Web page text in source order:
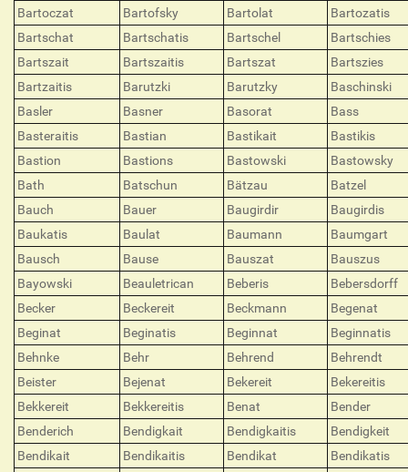
Bartoczat
Bartofsky Bartolat
Bartozatis
Bartschat
Bartschatis Bartschel
Bartschies
Bartszait
Bartszaitis Bartszat
Bartszies
Bartzaitis
Barutzki Barutzky
Baschinski
Basler
Basner Basorat
Bass
Basteraitis
Bastian Bastikait
Bastikis
Bastion
Bastions Bastowski
Bastowsky
Bath
Batschun Bätzau
Batzel
Bauch
Bauer Baugirdir
Baugirdis
Baukatis
Baulat Baumann
Baumgart
Bausch
Bause Bauszat
Bauszus
Bayowski
Beauletrican Beberis
Bebersdorff
Becker
Beckereit Beckmann
Begenat
Beginat
Beginatis Beginnat
Beginnatis
Behnke
Behr Behrend
Behrendt
Beister
Bejenat Bekereit
Bekereitis
Bekkereit
Bekkereitis Benat
Bender
Benderich
Bendigkait Bendigkaitis
Bendigkeit
Bendikait
Bendikaitis Bendikat Bendikatis